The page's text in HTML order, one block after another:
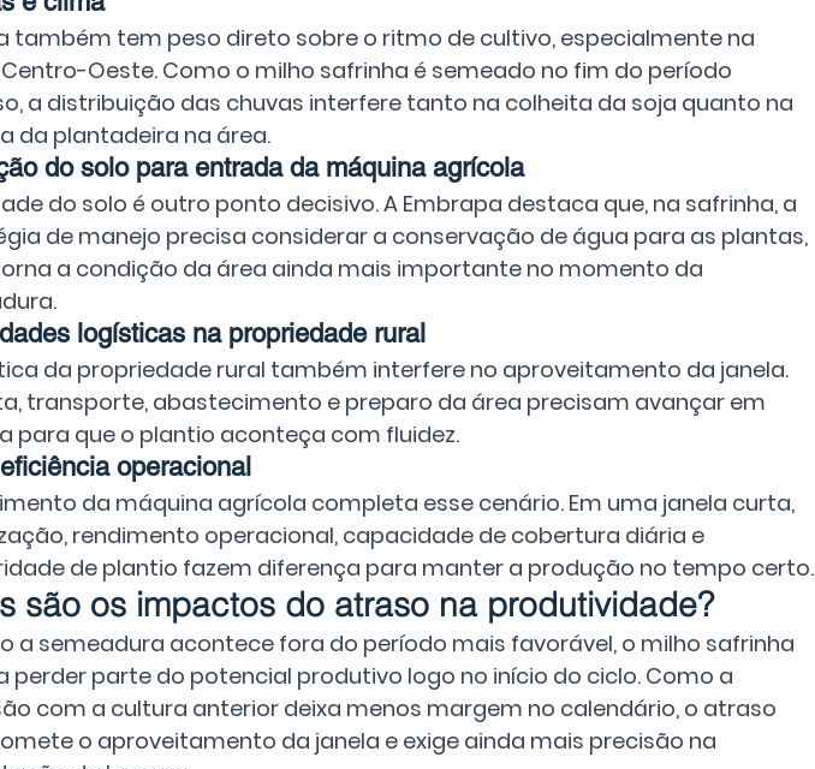
também tem peso direto sobre o ritmo de cultivo, especialmente na
Oeste. Como o milho safrinha é semeado no fim do período
a distribuição das chuvas interfere tanto na colheita da soja quanto na
da plantadeira na área.
do solo para entrada da máquina agrícola
do solo é outro ponto decisivo. A Embrapa destaca que, na safrinha, a
de manejo precisa considerar a conservação de água para as plantas,
a condição da área ainda mais importante no momento da
logísticas na propriedade rural
da propriedade rural também interfere no aproveitamento da janela.
transporte, abastecimento e preparo da área precisam avançar em
para que o plantio aconteça com fluidez.
operacional
da máquina agrícola completa esse cenário. Em uma janela curta,
rendimento operacional, capacidade de cobertura diária e
de plantio fazem diferença para manter a produção no tempo certo.
são os impactos do atraso na produtividade?
a semeadura acontece fora do período mais favorável, o milho safrinha
perder parte do potencial produtivo logo no início do ciclo. Como a
com a cultura anterior deixa menos margem no calendário, o atraso
o aproveitamento da janela e exige ainda mais precisão na